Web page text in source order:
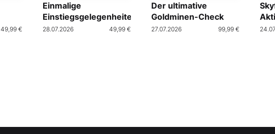
49,99 €
Einmalige
Einstiegsgelegenheiten
28.07.2026 49,99 €
Der ultimative
Goldminen-Check
27.07.2026 99,99 €